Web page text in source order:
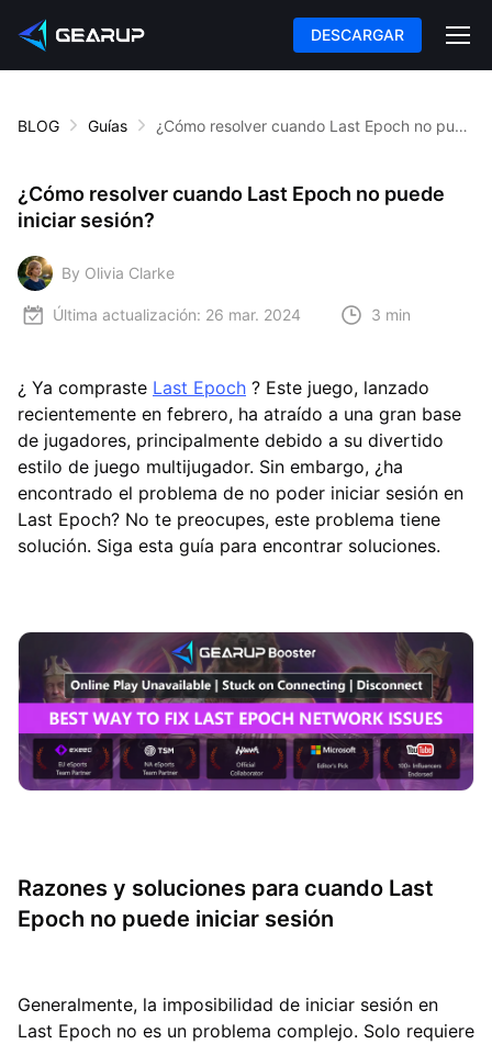
DESCARGAR
BLOG Guías ¿Cómo resolver cuando Last Epoch no puede iniciar sesión?
¿Cómo resolver cuando Last Epoch no puede
iniciar sesión?
By Olivia Clarke
Última actualización: 26 mar. 2024 3 min
¿ Ya compraste Last Epoch ? Este juego, lanzado
recientemente en febrero, ha atraído a una gran base
de jugadores, principalmente debido a su divertido
estilo de juego multijugador. Sin embargo, ¿ha
encontrado el problema de no poder iniciar sesión en
Last Epoch? No te preocupes, este problema tiene
solución. Siga esta guía para encontrar soluciones.
Razones y soluciones para cuando Last
Epoch no puede iniciar sesión
Generalmente, la imposibilidad de iniciar sesión en
Last Epoch no es un problema complejo. Solo requiere